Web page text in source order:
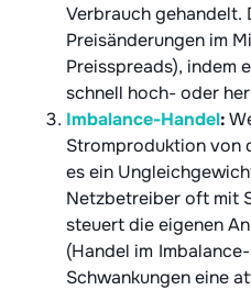
Verbrauch gehandelt.
Preisänderungen im
Preisspreads), indem
schnell hoch- oder
Imbalance-Handel:
Stromproduktion von
es ein
Netzbetreiber oft mit
steuert die eigenen
(Handel im
Schwankungen eine